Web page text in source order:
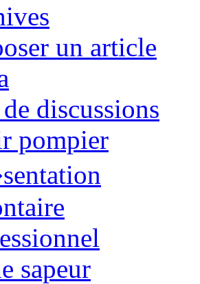
un article
discussions
pompier
sapeur